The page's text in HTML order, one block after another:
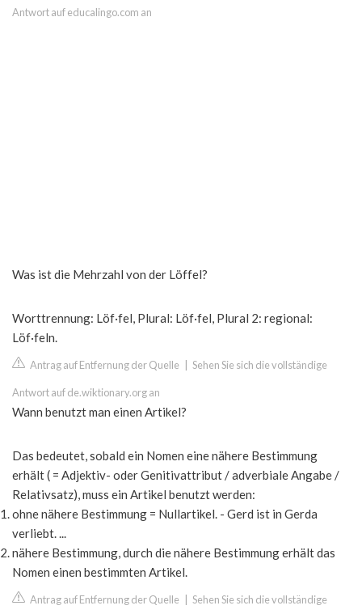
Antwort auf educalingo.com an
Was ist die Mehrzahl von der Löffel?
Worttrennung: Löf·fel, Plural: Löf·fel, Plural 2: regional:
Löf·feln.
Antrag auf Entfernung der Quelle Sehen Sie sich die vollständige
Antwort auf de.wiktionary.org an
Wann benutzt man einen Artikel?
Das bedeutet, sobald ein Nomen eine nähere Bestimmung
erhält ( = Adjektiv- oder Genitivattribut / adverbiale Angabe /
Relativsatz), muss ein Artikel benutzt werden:
ohne nähere Bestimmung = Nullartikel. - Gerd ist in Gerda
verliebt. ...
nähere Bestimmung, durch die nähere Bestimmung erhält das
Nomen einen bestimmten Artikel.
Antrag auf Entfernung der Quelle Sehen Sie sich die vollständige